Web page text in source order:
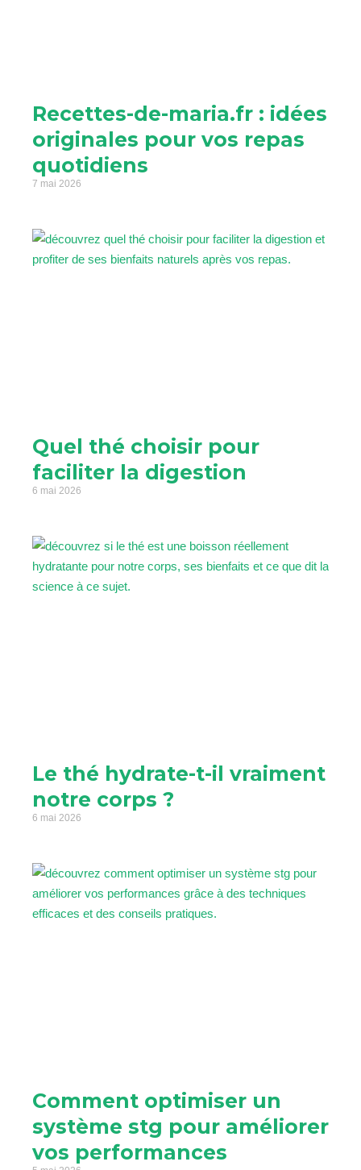
Recettes-de-maria.fr : idées
originales pour vos repas
quotidiens
7 mai 2026
Quel thé choisir pour
faciliter la digestion
6 mai 2026
Le thé hydrate-t-il vraiment
notre corps ?
6 mai 2026
Comment optimiser un
système stg pour améliorer
vos performances